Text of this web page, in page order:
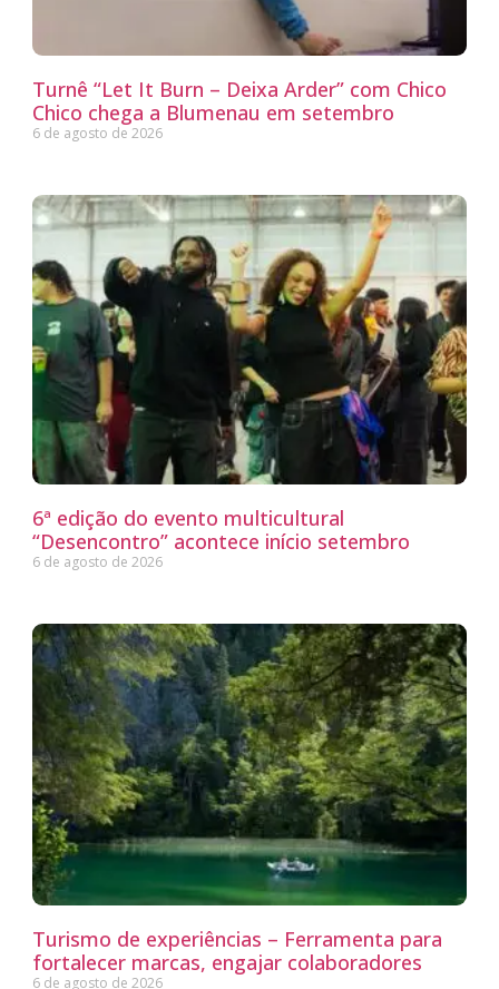
Turnê “Let It Burn – Deixa Arder” com Chico
Chico chega a Blumenau em setembro
6 de agosto de 2026
6ª edição do evento multicultural
“Desencontro” acontece início setembro
6 de agosto de 2026
Turismo de experiências – Ferramenta para
fortalecer marcas, engajar colaboradores
6 de agosto de 2026